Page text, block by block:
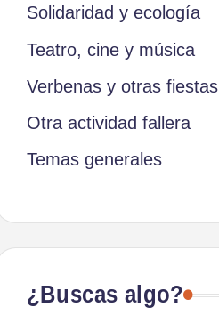
Solidaridad y ecología
Teatro, cine y música
Verbenas y otras fiestas
Otra actividad fallera
Temas generales
¿Buscas algo?